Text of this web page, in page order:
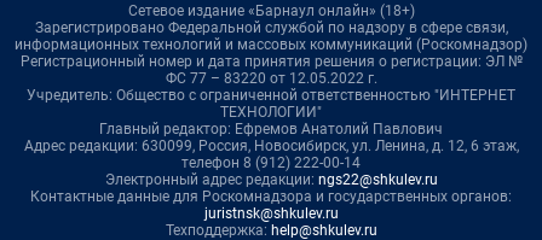
Сетевое издание «Барнаул онлайн» (18+)
Зарегистрировано Федеральной службой по надзору в сфере связи,
информационных технологий и массовых коммуникаций (Роскомнадзор)
Регистрационный номер и дата принятия решения о регистрации: ЭЛ №
ФС 77 – 83220 от 12.05.2022 г.
Учредитель: Общество с ограниченной ответственностью "ИНТЕРНЕТ
ТЕХНОЛОГИИ"
Главный редактор: Ефремов Анатолий Павлович
Адрес редакции: 630099, Россия, Новосибирск, ул. Ленина, д. 12, 6 этаж,
телефон 8 (912) 222-00-14
Электронный адрес редакции: ngs22@shkulev.ru
Контактные данные для Роскомнадзора и государственных органов:
juristnsk@shkulev.ru
Техподдержка: help@shkulev.ru